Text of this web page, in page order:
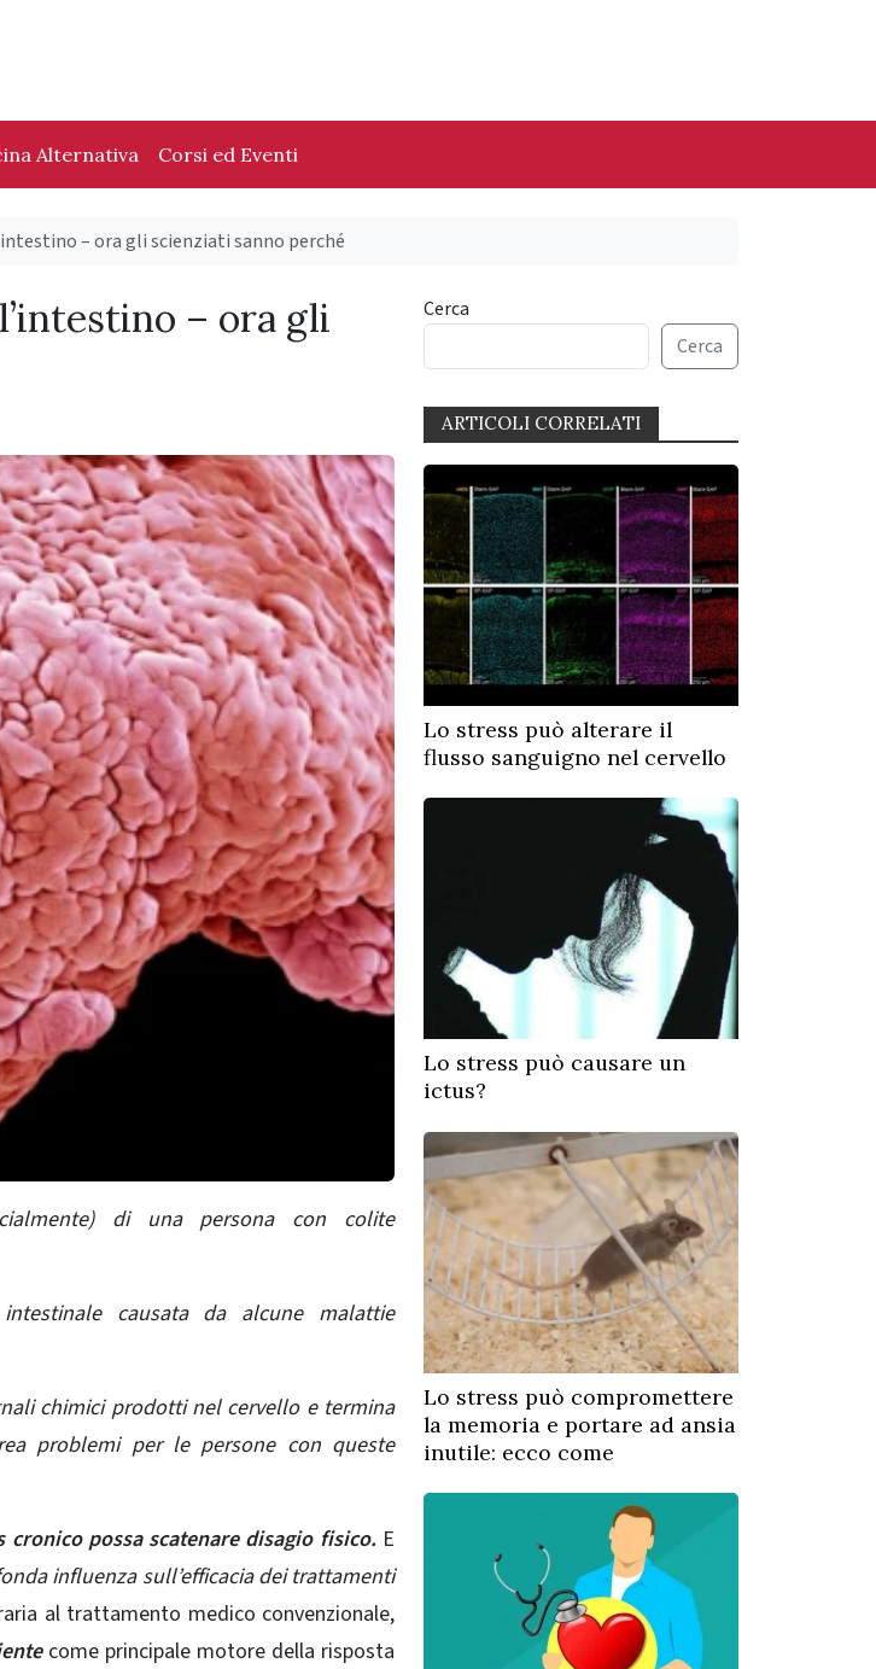
Alternativa Corsi ed Eventi
– ora gli scienziati sanno perché
– ora gli
di una persona con colite
causata da alcune malattie
chimici prodotti nel cervello e termina
problemi per le persone con queste
possa scatenare disagio fisico. E
influenza sull’efficacia deitrattamenti
al trattamento medico convenzionale,
come principale motore della risposta
Cerca
Cerca
ARTICOLI CORRELATI
Lo stress può alterare il
flusso sanguigno nel cervello
Lo stress può causare un
ictus?
Lo stress può compromettere
la memoria e portare ad ansia
inutile: ecco come